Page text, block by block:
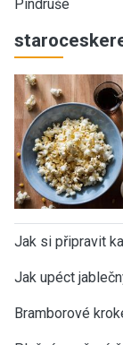
Pindruše
Jak si připravit
Jak upéct
Bramborové